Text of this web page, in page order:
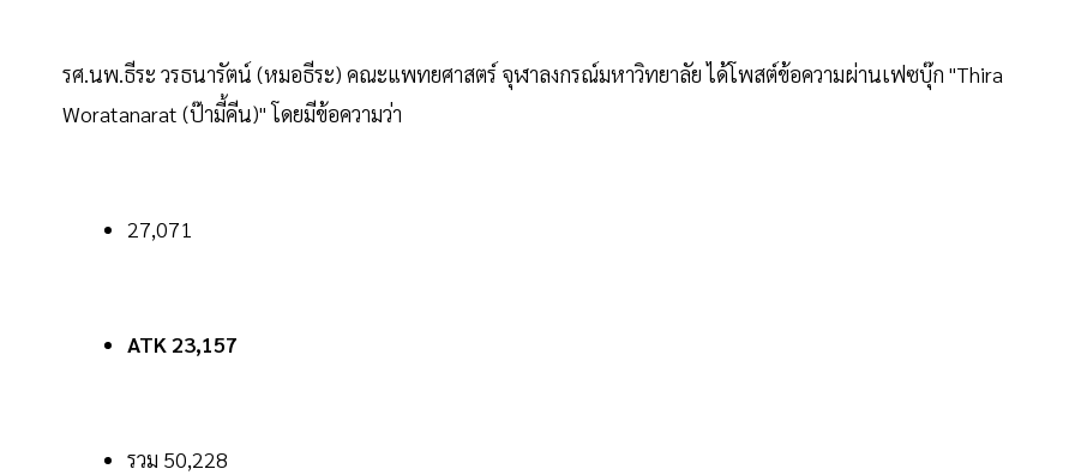
รศ.นพ.ธีระ วรธนารัตน์ (หมอธีระ) คณะแพทยศาสตร์ จุฬาลงกรณ์มหาวิทยาลัย ได้โพสต์ข้อความผ่านเฟซบุ๊ก "Thira
Woratanarat (ป๊ามี้คีน)" โดยมีข้อความว่า
27,071
ATK 23,157
รวม 50,228